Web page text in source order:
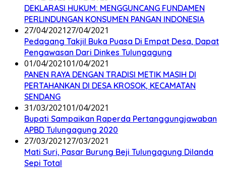
DEKLARASI HUKUM: MENGGUNCANG FUNDAMEN
PERLINDUNGAN KONSUMEN PANGAN INDONESIA
27/04/202127/04/2021
Pedagang Takjil Buka Puasa Di Empat Desa, Dapat
Pengawasan Dari Dinkes Tulungagung
01/04/202101/04/2021
PANEN RAYA DENGAN TRADISI METIK MASIH DI
PERTAHANKAN DI DESA KROSOK, KECAMATAN
SENDANG
31/03/202101/04/2021
Bupati Sampaikan Raperda Pertanggungjawaban
APBD Tulungagung 2020
27/03/202127/03/2021
Mati Suri, Pasar Burung Beji Tulungagung Dilanda
Sepi Total